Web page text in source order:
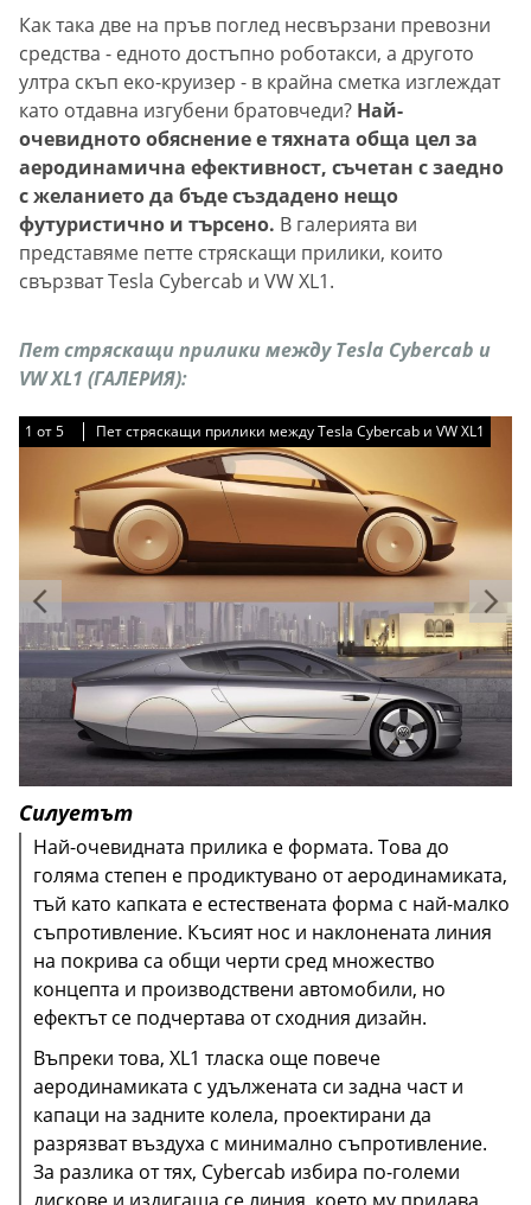
Как така две на пръв поглед несвързани превозни
средства - едното достъпно роботакси, а другото
ултра скъп еко-круизер - в крайна сметка изглеждат
като отдавна изгубени братовчеди? Най-
очевидното обяснение е тяхната обща цел за
аеродинамична ефективност, съчетан с заедно
с желанието да бъде създадено нещо
футуристично и търсено. В галерията ви
представяме петте стряскащи прилики, които
свързват Tesla Cybercab и VW XL1.
Пет стряскащи прилики между Tesla Cybercab и
VW XL1 (ГАЛЕРИЯ):
1 от5 Пет стряскащи прилики между Tesla Cybercab и VW XL1
Силуетът
Най-очевидната прилика е формата. Това до
голяма степен е продиктувано от аеродинамиката,
тъй като капката е естествената форма с най-малко
съпротивление. Късият нос и наклонената линия
на покрива са общи черти сред множество
концепта и производствени автомобили, но
ефектът се подчертава от сходния дизайн.
Въпреки това, XL1 тласка още повече
аеродинамиката с удължената си задна част и
капаци на задните колела, проектирани да
разрязват въздуха с минимално съпротивление.
За разлика от тях, Cybercab избира по-големи
1 от5 Пет стряскащи прилики между Tesla Cybercab и VW XL1
XL1 прави стъпка напред, като включва части от
покрива в дизайна на вратата, което е необходимо
предвид ултра ниската му височина от едва 1153
1 от5 Пет стряскащи прилики между Tesla Cybercab и VW XL1
Интересното е, че други нови модели, като Avatr 12
и Polestar 4, също се отказаха от задното стъкло -
един вид тенденция в модерния автомобилен
дизайн, който предпочита технологичните
1 от5 Пет стряскащи прилики между Tesla Cybercab и VW XL1
1 от5 Пет стряскащи прилики между Tesla Cybercab и VW XL1
Cybercab имаявно предимство пред малкия XL1 -